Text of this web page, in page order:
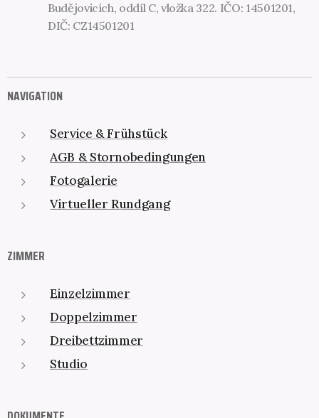
Budějovicích, oddíl C, vložka 322. IČO: 14501201,
DIČ: CZ14501201
NAVIGATION
Service & Frühstück
AGB & Stornobedingungen
Fotogalerie
Virtueller Rundgang
ZIMMER
Einzelzimmer
Doppelzimmer
Dreibettzimmer
Studio